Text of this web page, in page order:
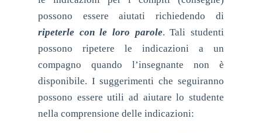
possono essere aiutati richiedendo di
ripeterle con le loro parole. Tali studenti
possono ripetere le indicazioni a un
compagno quando l’insegnante non è
disponibile. I suggerimenti che seguiranno
possono essere utili ad aiutare lo studente
nella comprensione delle indicazioni: